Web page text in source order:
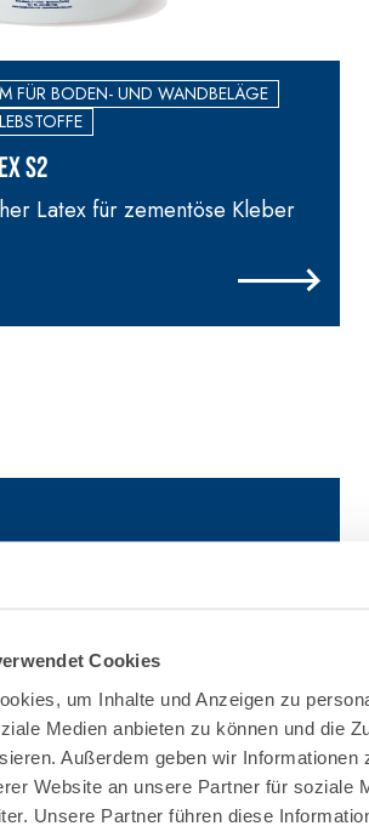
Cookies
um Inhalte und Anzeigen zu
Medien anbieten zu können und die
Außerdem geben wir Informationen
Website an unsere Partner für soziale
Unsere Partner führen diese
FÜR BODEN- UND WANDBELÄGE
S2
Latex für zementöse Kleber
zugehörige
von Fassa
Bortolo